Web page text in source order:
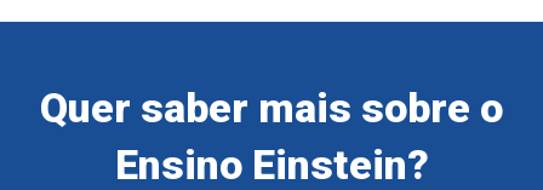
Quer saber mais sobre o
Ensino Einstein?